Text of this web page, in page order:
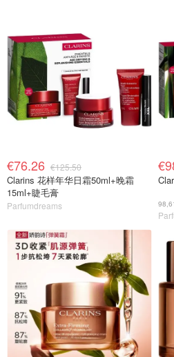
€76.26 €125.50
Clarins 花样年华日霜50ml+晚霜
15ml+睫毛膏
Parfumdreams